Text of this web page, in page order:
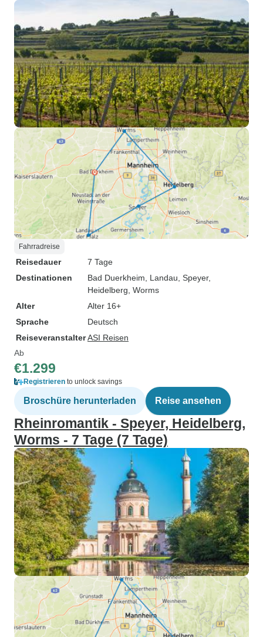
Fahrradreise
Reisedauer
7 Tage
Destinationen
Bad Duerkheim , Landau , Speyer,
Heidelberg , Worms
Alter
Alter 16+
Sprache
Deutsch
ReiseveranstalterASI Reisen
Ab
€1.299
Registrieren to unlock savings
Broschüre herunterladen Reise ansehen
Rheinromantik - Speyer, Heidelberg,
Worms - 7 Tage (7 Tage)